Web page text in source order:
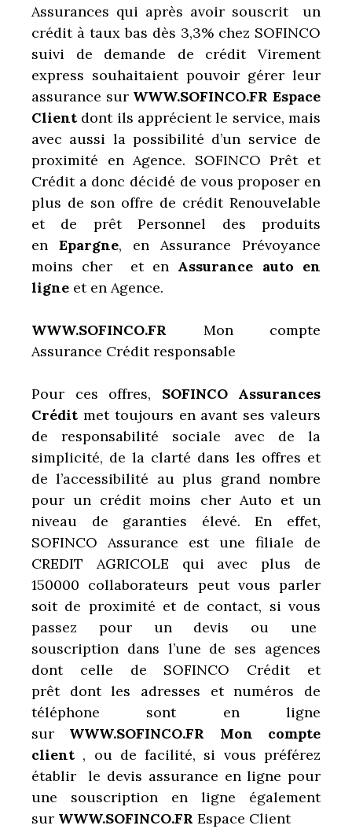
Assurances qui après avoir souscrit un
crédit à taux bas dès 3,3% chez SOFINCO
suivi de demande de crédit Virement
express souhaitaient pouvoir gérer leur
assurance sur WWW.SOFINCO.FR Espace
Client dont ils apprécient le service, mais
avec aussi la possibilité d’un service de
proximité en Agence. SOFINCO Prêt et
Crédit a donc décidé de vous proposer en
plus de son offre de crédit Renouvelable
et de prêt Personnel des produits
en Epargne, en Assurance Prévoyance
moins cher et en Assurance auto en
ligne et en Agence.
WWW.SOFINCO.FR Mon compte
Assurance Crédit responsable
Pour ces offres, SOFINCO Assurances
Crédit met toujours en avant ses valeurs
de responsabilité sociale avec de la
simplicité, de la clarté dans les offres et
de l’accessibilité au plus grand nombre
pour un crédit moins cher Auto et un
niveau de garanties élevé. En effet,
SOFINCO Assurance est une filiale de
CREDIT AGRICOLE qui avec plus de
150000 collaborateurs peut vous parler
soit de proximité et de contact, si vous
passez pour un devis ou une
souscription dans l’une de ses agences
dont celle de SOFINCO Crédit et
prêt dont les adresses et numéros de
téléphone sont en ligne
sur WWW.SOFINCO.FR Mon compte
client , ou de facilité, si vous préférez
établir le devis assurance en ligne pour
une souscription en ligne également
sur WWW.SOFINCO.FR Espace Client